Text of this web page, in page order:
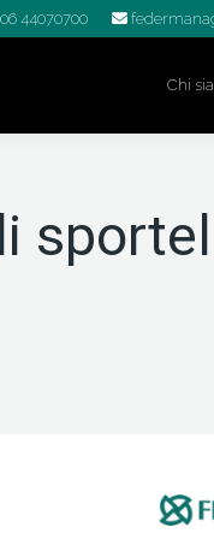
44070700
Chi